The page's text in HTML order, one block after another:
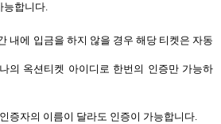
능합니다.
내에 입금을 하지 않을 경우 해당 티켓은 자동
의 옥션티켓 아이디로 한번의 인증만 가능하
증자의 이름이 달라도 인증이 가능합니다.